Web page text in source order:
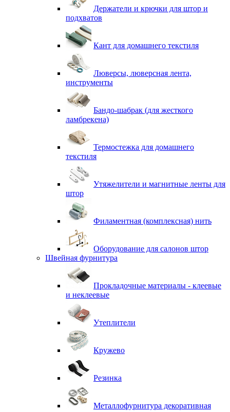
Держатели и крючки для штор и
подхватов
Кант для домашнего текстиля
Люверсы, люверсная лента,
инструменты
Бандо-шабрак (для жесткого
ламбрекена)
Термостежка для домашнего
текстиля
Утяжелители и магнитные ленты для
штор
Филаментная (комплексная) нить
Оборудование для салонов штор
Швейная фурнитура
Прокладочные материалы - клеевые
и неклеевые
Утеплители
Кружево
Резинка
Металлофурнитура декоративная